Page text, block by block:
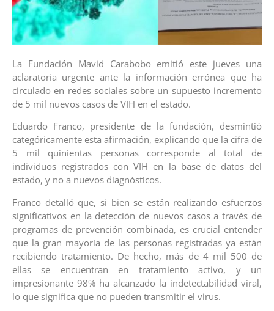
La Fundación Mavid Carabobo emitió este jueves una
aclaratoria urgente ante la información errónea que ha
circulado en redes sociales sobre un supuesto incremento
de 5 mil nuevos casos de VIH en el estado.
Eduardo Franco, presidente de la fundación, desmintió
categóricamente esta afirmación, explicando que la cifra de
5 mil quinientas personas corresponde al total de
individuos registrados con VIH en la base de datos del
estado, y no a nuevos diagnósticos.
Franco detalló que, si bien se están realizando esfuerzos
significativos en la detección de nuevos casos a través de
programas de prevención combinada, es crucial entender
que la gran mayoría de las personas registradas ya están
recibiendo tratamiento. De hecho, más de 4 mil 500 de
ellas se encuentran en tratamiento activo, y un
impresionante 98% ha alcanzado la indetectabilidad viral,
lo que significa que no pueden transmitir el virus.